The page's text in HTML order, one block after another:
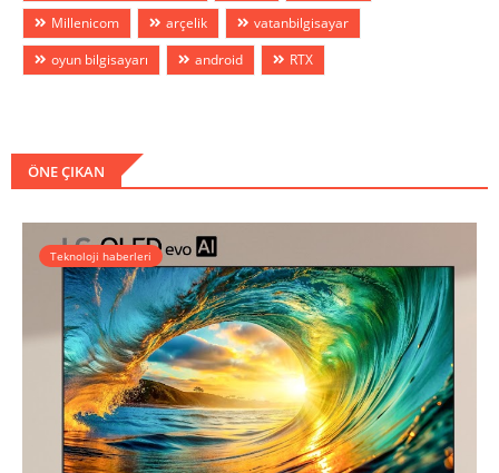
Millenicom
arçelik
vatanbilgisayar
oyun bilgisayarı
android RTX
ÖNE ÇIKAN
Teknoloji haberleri